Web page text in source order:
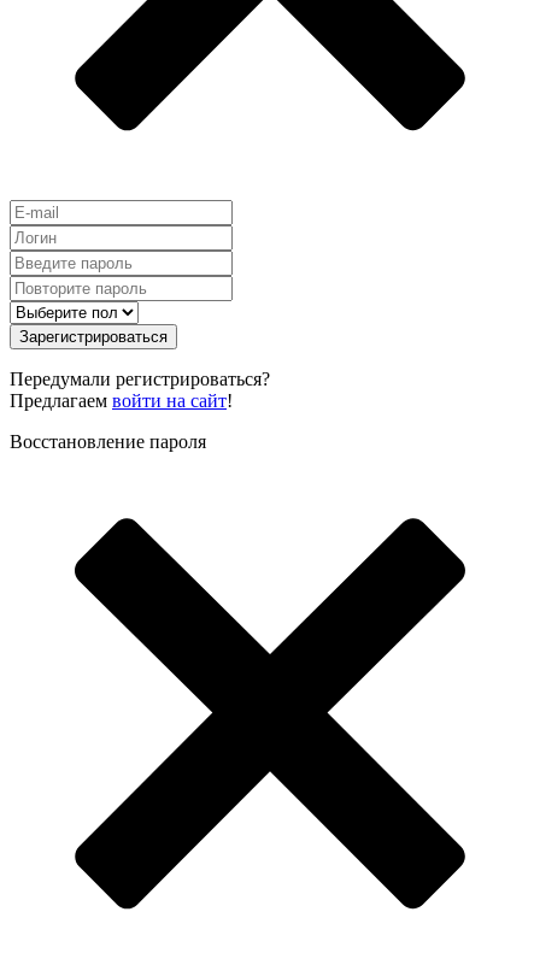
Зарегистрироваться
Передумали регистрироваться?
Предлагаем войти на сайт!
Восстановление пароля